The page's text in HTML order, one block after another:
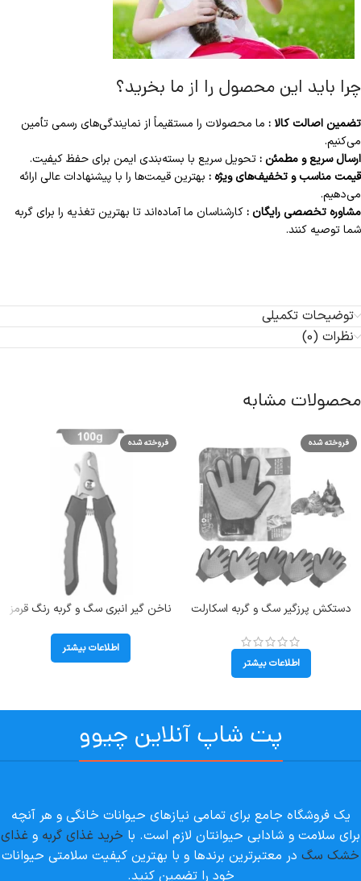
چرا باید این محصول را از ما بخرید؟
تضمین اصالت کالا : ما محصولات را مستقیماً از نمایندگی‌های رسمی تأمین
می‌کنیم.
ارسال سریع و مطمئن :تحویل سریع با بسته‌بندی ایمن برای حفظ کیفیت.
قیمت مناسب و تخفیف‌های ویژه : بهترین قیمت‌ها را با پیشنهادات عالی ارائه
می‌دهیم.
مشاوره تخصصی رایگان :کارشناسان ما آماده‌اند تا بهترین تغذیه را برای گربه
شما توصیه کنند.
توضیحات تکمیلی
نظرات (0)
محصولات مشابه
فروخته شده
دستکش پرزگیر سگ و گربه اسکارلت
اطلاعات بیشتر
فروخته شده
ناخن گیر انبری سگ و گربه رنگ قرمز
اطلاعات بیشتر
پت شاپ آنلاین چیوو
یک فروشگاه جامع برای تمامی نیازهای حیوانات خانگی و هر آنچه
برای سلامت و شادابی حیوانتان لازم است. با خرید غذای گربه و غذای
خشک سگ در معتبرترین برندها و با بهترین کیفیت سلامتی حیوانات
خود را تضمین کنید.